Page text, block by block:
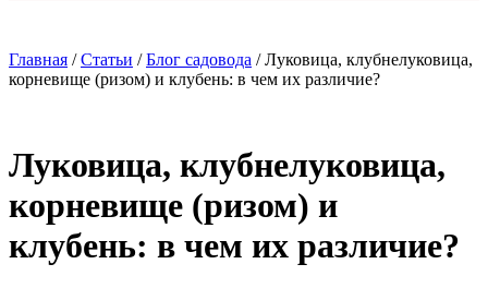
Главная /Статьи /Блог садовода /Луковица, клубнелуковица,
корневище (ризом) и клубень: в чем их различие?
Луковица, клубнелуковица,
корневище (ризом) и
клубень: в чем их различие?